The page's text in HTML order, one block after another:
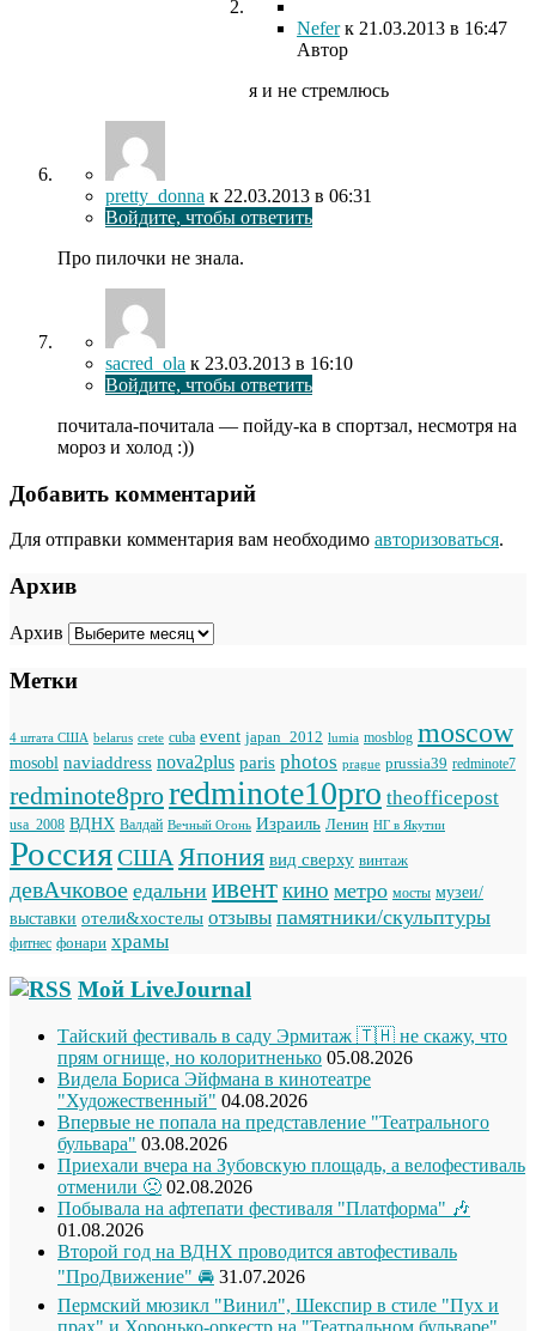
Neferк 21.03.2013 в 16:47
Автор
я и не стремлюсь
pretty_donna к 22.03.2013 в 06:31
Войдите, чтобы ответить
Про пилочки не знала.
sacred_ola к 23.03.2013 в 16:10
Войдите, чтобы ответить
почитала-почитала — пойду-ка в спортзал, несмотря на
мороз и холод :))
Добавить комментарий
Для отправки комментария вам необходимо авторизоваться.
Архив
Архив
Метки
4 штата США belarus crete cuba event japan_2012 lumia mosblog moscow
mosobl naviaddress nova2plus paris photos prague prussia39 redminote7
redminote8proredminote10pro theofficepost
usa_2008 ВДНХ Валдай Вечный Огонь Израиль Ленин НГ в Якутии
РоссияСША Япония вид сверху винтаж
девАчковое едальни ивенткино метро мосты музеи/
выставки отели&хостелы отзывы памятники/скульптуры
фитнес фонари храмы
Мой LiveJournal
Тайский фестиваль в саду Эрмитаж 🇹🇭 не скажу, что
прям огнище, но колоритненько 05.08.2026
Видела Бориса Эйфмана в кинотеатре
"Художественный" 04.08.2026
Впервые не попала на представление "Театрального
бульвара" 03.08.2026
Приехали вчера на Зубовскую площадь, а велофестиваль
отменили 🙁 02.08.2026
Побывала на афтепати фестиваля "Платформа" 🎶
01.08.2026
Второй год на ВДНХ проводится автофестиваль
"ПроДвижение" 🚘 31.07.2026
Пермский мюзикл "Винил", Шекспир в стиле "Пух и
прах" и Хоронько-оркестр на "Театральном бульваре"